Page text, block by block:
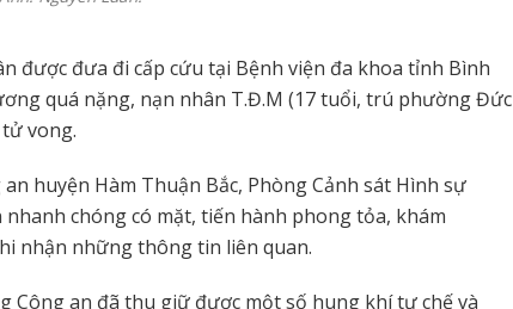
được đưa đi cấp cứu tại Bệnh viện đa khoa tỉnh Bình
quá nặng, nạn nhân T.Đ.M (17 tuổi, trú phường Đức
vong.
huyện Hàm Thuận Bắc, Phòng Cảnh sát Hình sự
chóng có mặt, tiến hành phong tỏa, khám
nhận những thông tin liên quan.
Công an đã thu giữ được một số hung khí tự chế và